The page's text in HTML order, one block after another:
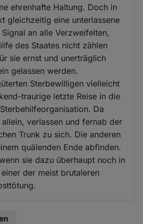
ehrenhafte Haltung. Doch in
gleichzeitig eine unterlassene
an alle Verzweifelten,
des Staates nicht zählen
sie ernst und unerträglich
gelassen werden.
Sterbewilligen vielleicht
traurige letzte Reise in die
Da
verlassen und fernab der
Trunk zu sich. Die anderen
quälenden Ende abfinden.
sie dazu überhaupt noch in
der meist brutaleren